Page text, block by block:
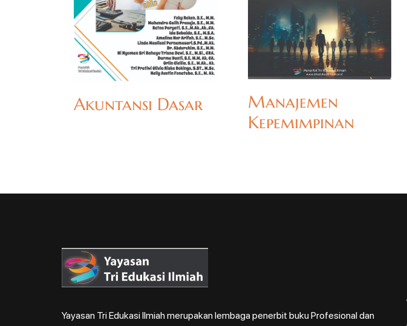
Akuntansi Dasar
Manajemen
Kepemimpinan
Yayasan Tri Edukasi Ilmiah merupakan lembaga penerbit buku Profesional dan